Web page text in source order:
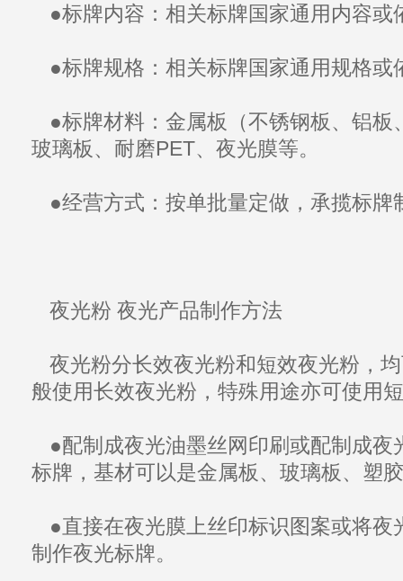
●标牌内容：相关标牌国家通用内容或
●标牌规格：相关标牌国家通用规格或
●标牌材料：金属板（不锈钢板、铝板
玻璃板、耐磨PET、 夜光膜等。
●经营方式：按单批量定做，承揽标牌
夜光粉 夜光产品制作方法
夜光粉分长效夜光粉和短效夜光粉 ，
般使用长效夜光粉 ，特殊用途亦可使用
●配制成夜光油墨丝网印刷或配制成夜
标牌，基材可以是金属板、玻璃板、 塑胶
●直接在夜光膜 上丝印标识图案或将夜
制作夜光标牌。